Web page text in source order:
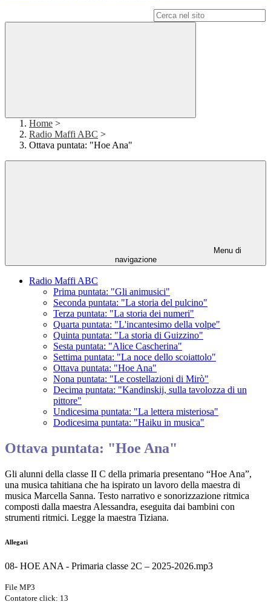
Home >
Radio Maffi ABC >
Ottava puntata: "Hoe Ana"
Menu di
navigazione
Radio Maffi ABC
Prima puntata: "Gli animusici"
Seconda puntata: "La storia del pulcino"
Terza puntata: "La storia dei numeri"
Quarta puntata: "L'incantesimo della volpe"
Quinta puntata: "La storia di Guizzino"
Sesta puntata: "Alice Cascherina"
Settima puntata: "La noce dello scoiattolo"
Ottava puntata: "Hoe Ana"
Nona puntata: "Le costellazioni di Mirò"
Decima puntata: "Kandinskij, sulla tavolozza di un
pittore"
Undicesima puntata: "La lettera misteriosa"
Dodicesima puntata: "Haiku in musica"
Ottava puntata: "Hoe Ana"
Gli alunni della classe II C della primaria presentano “Hoe Ana”,
una musica tahitiana che ha ispirato un lavoro della maestra di
musica Marcella Sanna. Testo narrativo e sonorizzazione ritmica
composti dalla maestra Alessandra, eseguita dai bambini con
strumenti ritmici. Legge la maestra Tiziana.
Allegati
08- HOE ANA - Primaria classe 2C – 2025-2026.mp3
File MP3
Contatore click: 13